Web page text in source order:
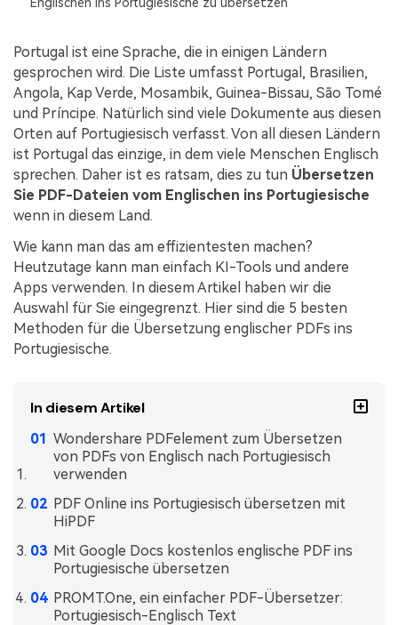
PDF OCR
PDF freigeben
eSign PDFs rechtmäßig Neu
Branchen
IT-Dienstleistung
Rechtliches
Gesundheitswesen
Finanzen
Regierung
Freiberufler
Alle PDF-Funktionen
Kontakt zum Support
Benutzerhandbuch
PDFelement für Windows
PDFelement für Mac
PDFelement für iOS
PDFelement für Android
Mehr erfahren
Bewertungen
Sehen Sie, was unsere Nutzer sagen.
Kostenlose PDF-Vorlagen
Bearbeiten, Drucken und Anpassen von kostenlosen Vorlagen.
PDF-bezogene Informationen, die Sie benötigen.
Download-Zentrum
Laden Sie die leistungsstärksten und einfachsten PDF-Tools
Portugal ist eine Sprache, die in einigen Ländern
gesprochen wird. Die Liste umfasst Portugal, Brasilien,
Angola, Kap Verde, Mosambik, Guinea-Bissau, São Tomé
und Príncipe. Natürlich sind viele Dokumente aus diesen
Orten auf Portugiesisch verfasst. Von all diesen Ländern
ist Portugal das einzige, in dem viele Menschen Englisch
sprechen. Daher ist es ratsam, dies zu tun Übersetzen
Sie PDF-Dateien vom Englischen ins Portugiesische
wenn in diesem Land.
Wie kann man das am effizientesten machen?
Heutzutage kann man einfach KI-Tools und andere
Apps verwenden. In diesem Artikel haben wir die
Auswahl für Sie eingegrenzt. Hier sind die 5 besten
Methoden für die Übersetzung englischer PDFs ins
Portugiesische.
In diesem Artikel
Wondershare PDFelement zum Übersetzen
von PDFs von Englisch nach Portugiesisch
verwenden
PDF Online ins Portugiesisch übersetzen mit
HiPDF
Mit Google Docs kostenlos englische PDF ins
Portugiesische übersetzen
PROMT.One, ein einfacher PDF-Übersetzer:
Portugiesisch-Englisch Text